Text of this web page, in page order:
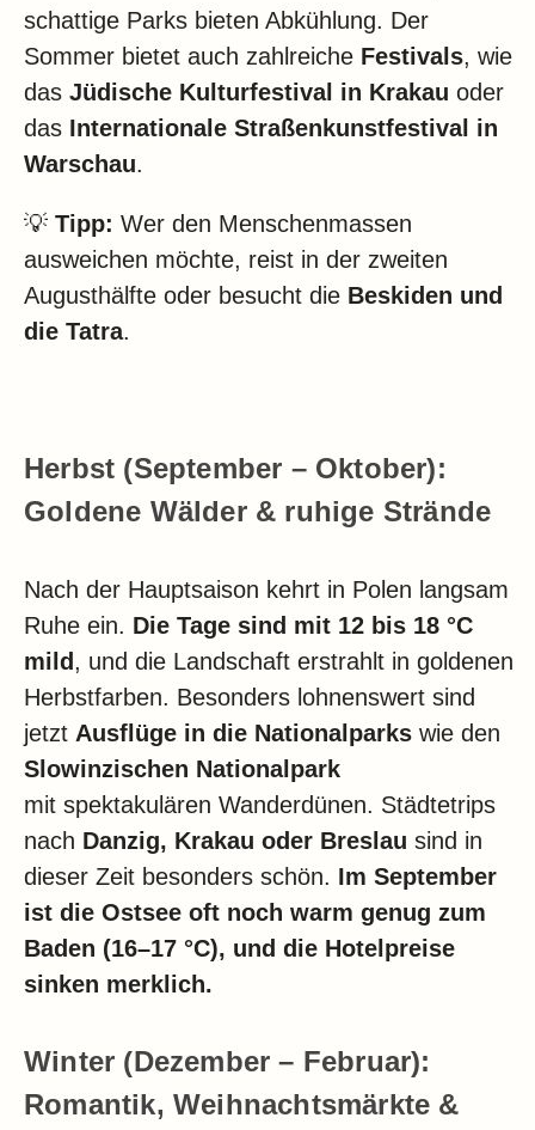
schattige Parks bieten Abkühlung. Der
Sommer bietet auch zahlreiche Festivals, wie
das Jüdische Kulturfestival in Krakau oder
das Internationale Straßenkunstfestival in
Warschau.
💡 Tipp: Wer den Menschenmassen
ausweichen möchte, reist in der zweiten
Augusthälfte oder besucht die Beskiden und
die Tatra.
Herbst (September – Oktober):
Goldene Wälder & ruhige Strände
Nach der Hauptsaison kehrt in Polen langsam
Ruhe ein. Die Tage sind mit 12 bis 18 °C
mild , und die Landschaft erstrahlt in goldenen
Herbstfarben. Besonders lohnenswert sind
jetzt Ausflüge in die Nationalparks wie den
Slowinzischen Nationalpark
mit spektakulären Wanderdünen. Städtetrips
nach Danzig, Krakau oder Breslau sind in
dieser Zeit besonders schön. Im September
ist die Ostsee oft noch warm genug zum
Baden (16–17 °C), und die Hotelpreise
sinken merklich.
Winter (Dezember – Februar):
Romantik, Weihnachtsmärkte &